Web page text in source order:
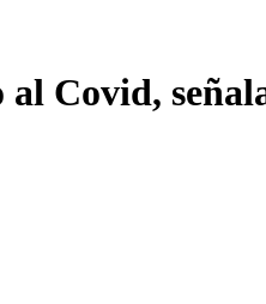
Covid,